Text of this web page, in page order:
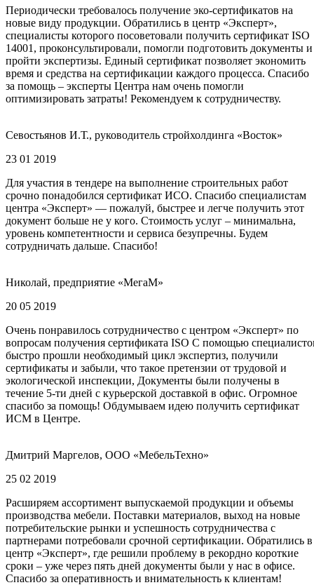
Периодически требовалось получение эко-сертификатов на
новые виду продукции. Обратились в центр «Эксперт»,
специалисты которого посоветовали получить сертификат ISO
14001, проконсультировали, помогли подготовить документы и
пройти экспертизы. Единый сертификат позволяет экономить
время и средства на сертификации каждого процесса. Спасибо
за помощь – эксперты Центра нам очень помогли
оптимизировать затраты! Рекомендуем к сотрудничеству.
Севостьянов И.Т., руководитель стройхолдинга «Восток»
23 01 2019
Для участия в тендере на выполнение строительных работ
срочно понадобился сертификат ИСО. Спасибо специалистам
центра «Эксперт» — пожалуй, быстрее и легче получить этот
документ больше не у кого. Стоимость услуг – минимальна,
уровень компетентности и сервиса безупречны. Будем
сотрудничать дальше. Спасибо!
Николай, предприятие «МегаМ»
20 05 2019
Очень понравилось сотрудничество с центром «Эксперт» по
вопросам получения сертификата ISO С помощью
быстро прошли необходимый цикл экспертиз, получили
сертификаты и забыли, что такое претензии от трудовой и
экологической инспекции, Документы были получены в
течение 5-ти дней с курьерской доставкой в офис. Огромное
спасибо за помощь! Обдумываем идею получить сертификат
ИСМ в Центре.
Дмитрий Маргелов, ООО «МебельТехно»
25 02 2019
Расширяем ассортимент выпускаемой продукции и объемы
производства мебели. Поставки материалов, выход на новые
потребительские рынки и успешность сотрудничества с
партнерами потребовали срочной сертификации. Обратились в
центр «Эксперт», где решили проблему в рекордно короткие
сроки – уже через пять дней документы были у нас в офисе.
Спасибо за оперативность и внимательность к клиентам!